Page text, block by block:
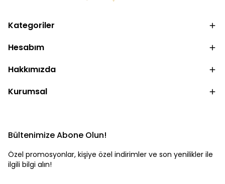
Kategoriler
Hesabım
Hakkımızda
Kurumsal
Bültenimize Abone Olun!
Özel promosyonlar, kişiye özel indirimler ve son yenilikler ile
ilgili bilgi alın!